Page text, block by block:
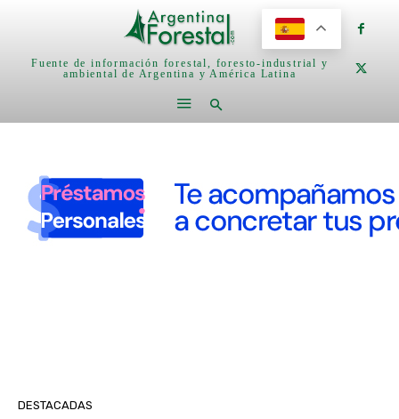
Fuente de información forestal, foresto-industrial y
ambiental de Argentina y América Latina
DESTACADAS